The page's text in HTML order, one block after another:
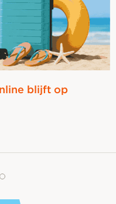
blijft op